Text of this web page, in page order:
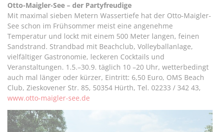
Otto-Maigler-See – der Partyfreudige
Mit maximal sieben Metern Wassertiefe hat der Otto-Maigler-
See schon im Frühsommer meist eine angenehme
Temperatur und lockt mit einem 500 Meter langen, feinen
Sandstrand. Strandbad mit Beachclub, Volleyballanlage,
vielfältiger Gastronomie, leckeren Cocktails und
Veranstaltungen. 1.5.–30.9. täglich 10 –20 Uhr, wetterbedingt
auch mal länger oder kürzer, Eintritt: 6,50 Euro, OMS Beach
Club, Zieskovener Str. 85, 50354 Hürth, Tel. 02233 / 342 43,
www.otto-maigler-see.de